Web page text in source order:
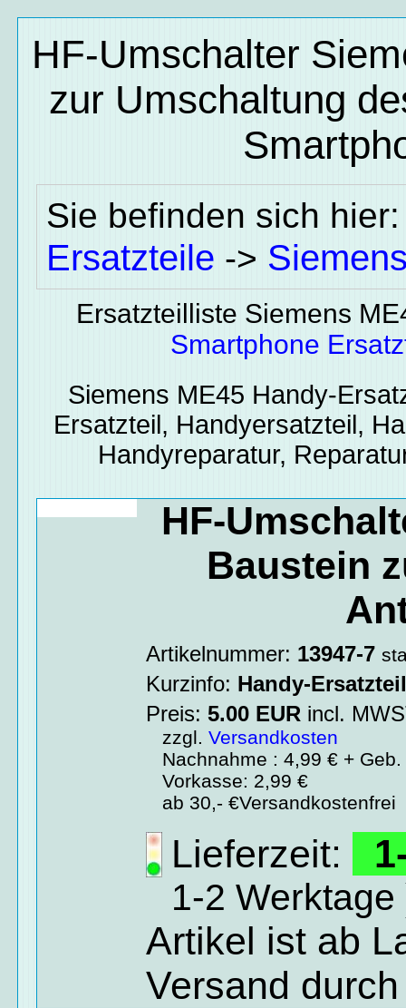
HF-Umschalter
zur Umschaltung
Sie befinden sich
Ersatzteile ->
Ersatzteilliste Siemens
Smartphone
Siemens ME45 Handy-
Ersatzteil, Handyersatzteil,
Handyreparatur,
HF-
Baustein
Artikelnummer: 13947-7
Kurzinfo: Handy-
Preis:5.00 EUR incl.
zzgl.Versandkosten
Nachnahme : 4,99 € + Geb.
Vorkasse: 2,99 €
ab 30,- €Versandkostenfrei
Lieferzeit:
1-2 Werktage
Artikel ist ab
Versand